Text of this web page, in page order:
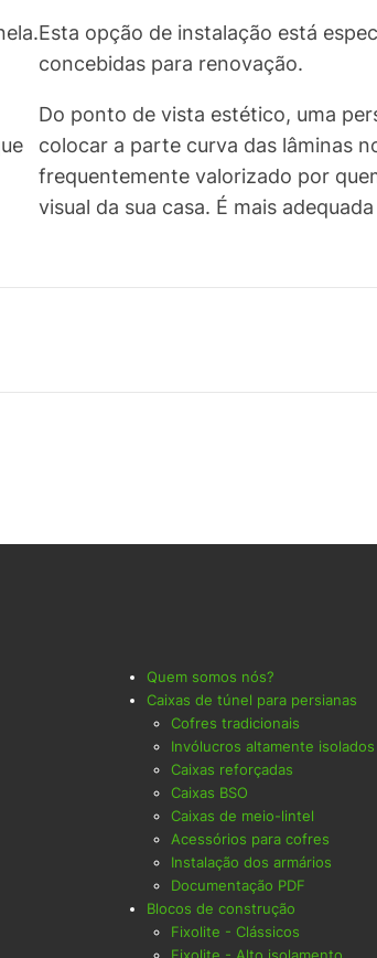
Esta opção de instalação está
concebidas para renovação.
Do ponto de vista estético, uma
colocar a parte curva das lâminas
frequentemente valorizado por
visual da sua casa. É mais
Quem somos nós?
Caixas de túnel para persianas
Cofres tradicionais
Invólucros altamente isolados
Caixas reforçadas
Caixas BSO
Caixas de meio-lintel
Acessórios para cofres
Instalação dos armários
Documentação PDF
Blocos de construção
Fixolite - Clássicos
Fixolite - Alto isolamento